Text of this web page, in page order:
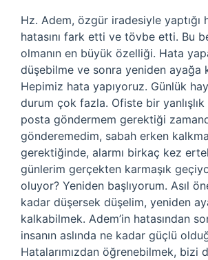
Hz. Adem, özgür iradesiyle yaptığı
hatasını fark etti ve tövbe etti. Bu
olmanın en büyük özelliği. Hata
düşebilme ve sonra yeniden ayağa
Hepimiz hata yapıyoruz. Günlük
durum çok fazla. Ofiste bir
posta göndermem gerektiği
gönderemedim, sabah erken
gerektiğinde, alarmı birkaç kez
günlerim gerçekten karmaşık
oluyor? Yeniden başlıyorum. Asıl
kadar düşersek düşelim, yeniden
kalkabilmek. Adem’in hatasından
insanın aslında ne kadar güçlü
Hatalarımızdan öğrenebilmek, bizi